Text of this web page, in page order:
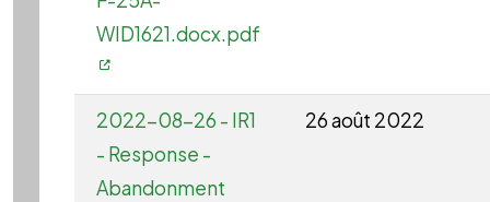
WID1621.docx.pdf
2022-08-26 - IR1
- Response -
Abandonment
26 août 2022